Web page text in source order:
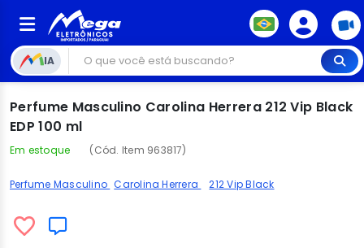
IA
Perfume Masculino Carolina Herrera 212 Vip Black
EDP 100 ml
Em estoque (Cód. Item 963817)
Perfume Masculino Carolina Herrera 212 Vip Black